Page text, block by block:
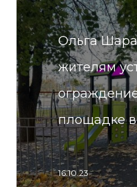
Ольга
жителям
площадке
16.10.23